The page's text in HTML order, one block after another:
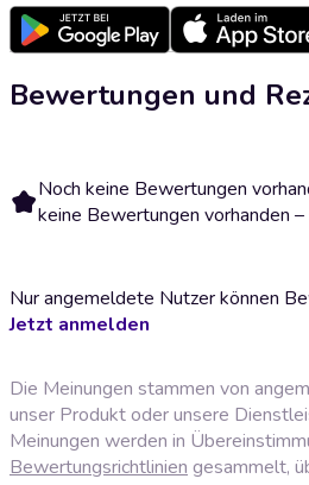
Bewertungen und
Noch keine Bewertungen
keine Bewertungen vorhanden
Nur angemeldete Nutzer können
Jetzt anmelden
Die Meinungen stammen von
unser Produkt oder unsere
Meinungen werden in
Bewertungsrichtlinien gesammelt,